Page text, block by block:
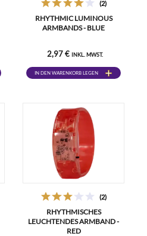
(2)
RHYTHMIC LUMINOUS
ARMBANDS - BLUE
2,97 € INKL. MWST.
IN DEN WARENKORB LEGEN
(2)
RHYTHMISCHES
LEUCHTENDES ARMBAND -
RED